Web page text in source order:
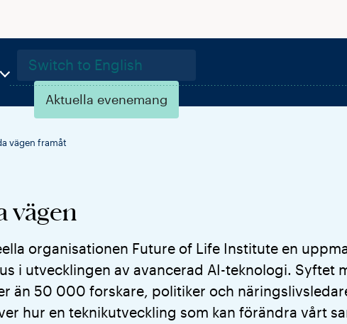
Switch to English
Aktuella evenemang
vägen framåt
vägen
organisationen Future of Life Institute en
i utvecklingen av avancerad AI-teknologi. Syftet
än 50 000 forskare, politiker och
hur en teknikutveckling som kan förändra vårt